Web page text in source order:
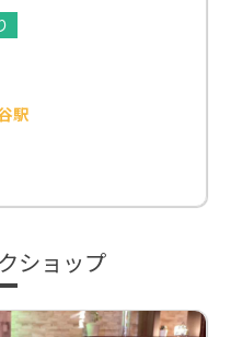
駅
ショップ